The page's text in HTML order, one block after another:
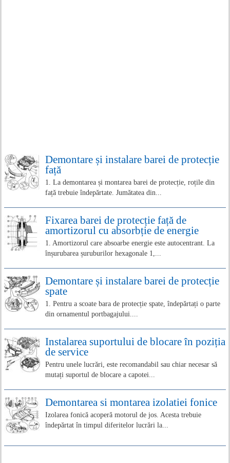
Demontare și instalare barei de protecție
față
1. La demontarea și montarea barei de protecție, roțile din
față trebuie îndepărtate. Jumătatea din...
Fixarea barei de protecție față de
amortizorul cu absorbție de energie
1. Amortizorul care absoarbe energie este autocentrant. La
înșurubarea șuruburilor hexagonale 1,...
Demontare și instalare barei de protecție
spate
1. Pentru a scoate bara de protecție spate, îndepărtați o parte
din ornamentul portbagajului....
Instalarea suportului de blocare în poziția
de service
Pentru unele lucrări, este recomandabil sau chiar necesar să
mutați suportul de blocare a capotei...
Demontarea si montarea izolatiei fonice
Izolarea fonică acoperă motorul de jos. Acesta trebuie
îndepărtat în timpul diferitelor lucrări la...